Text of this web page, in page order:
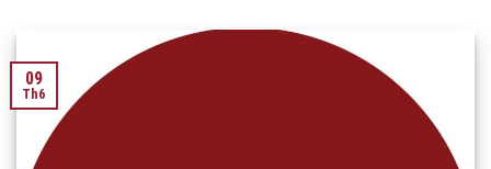
09
Th6